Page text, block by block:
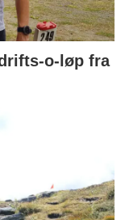
o-løp fra